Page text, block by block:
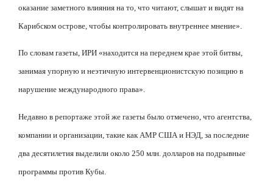
оказание заметного влияния на то, что читают, слышат и видят на
Карибском острове, чтобы контролировать внутреннее мнение».
По словам газеты, ИРИ «находится на переднем крае этой битвы,
занимая упорную и неэтичную интервенционистскую позицию в
нарушение международного права».
Недавно в репортаже этой же газеты было отмечено, что агентства,
компании и организации, такие как АМР США и НЭД, за последние
два десятилетия выделили около 250 млн. долларов на подрывные
программы против Кубы.